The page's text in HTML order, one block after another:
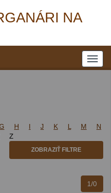
NA
H I J K L M
N
Z
ZOBRAZIŤ FILTRE
1/0